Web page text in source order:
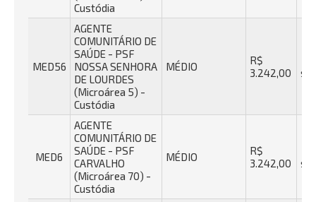
Custódia
MED56
AGENTE
COMUNITÁRIO DE
SAÚDE - PSF
NOSSA SENHORA
DE LOURDES
(Microárea 5) -
Custódia
MÉDIO
R$
3.242,00
MED6
AGENTE
COMUNITÁRIO DE
SAÚDE - PSF
CARVALHO
(Microárea 70) -
Custódia
MÉDIO
R$
3.242,00